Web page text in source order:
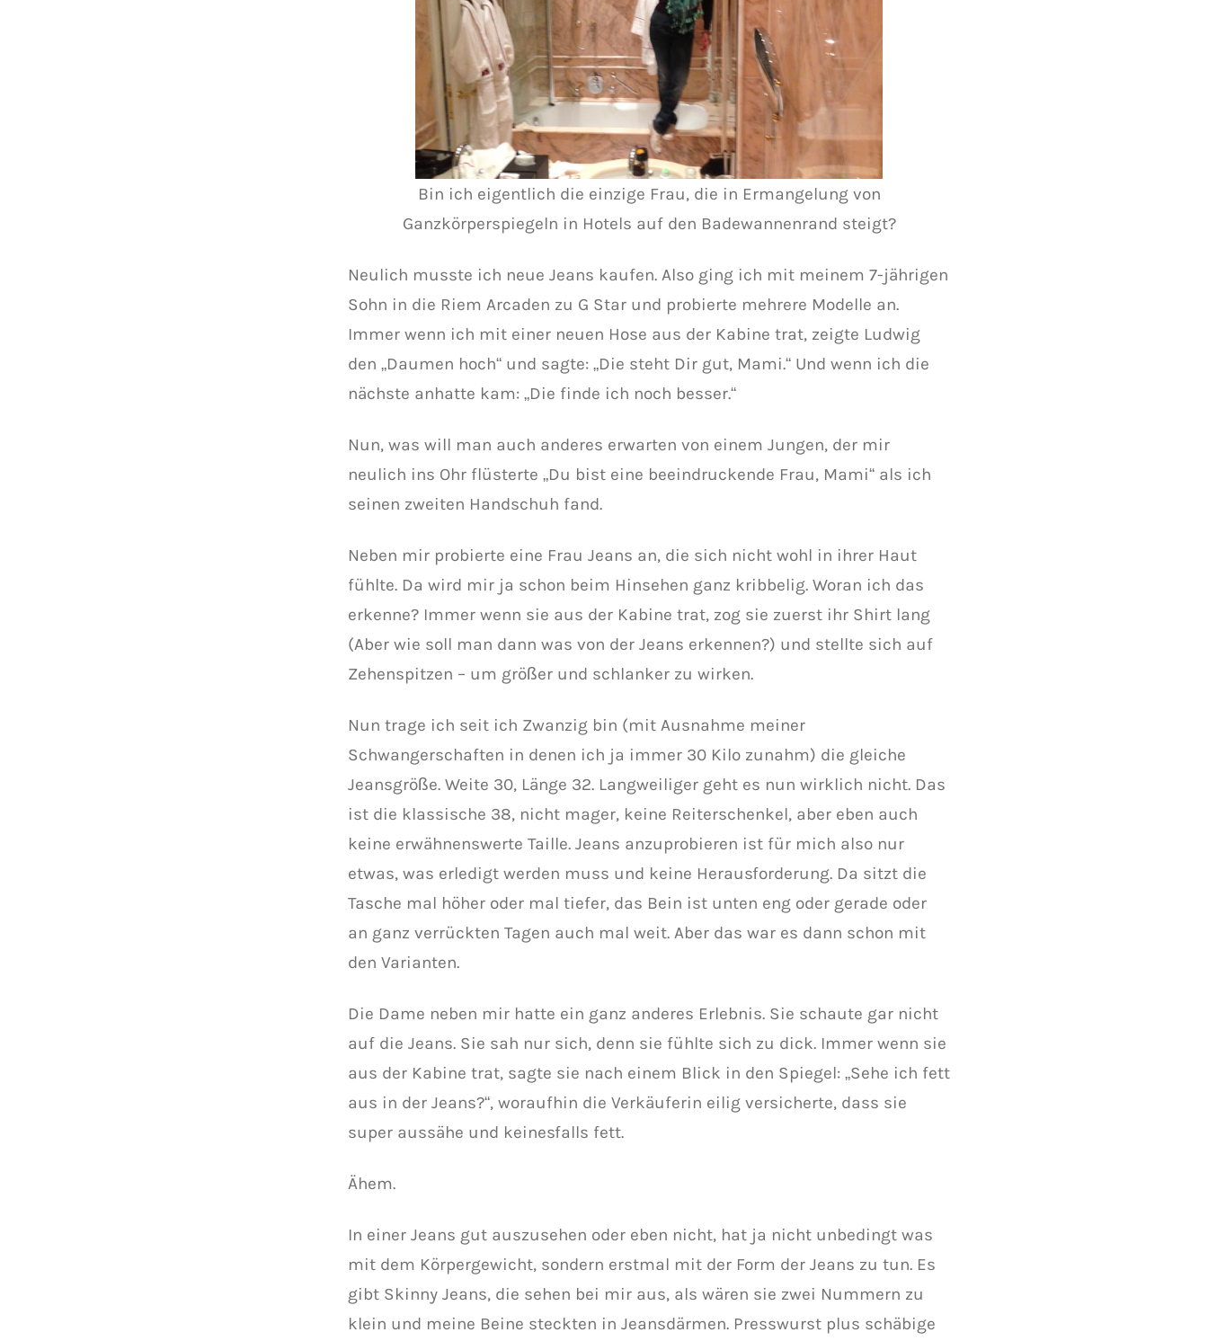
Bin ich eigentlich die einzige Frau, die in Ermangelung von
Ganzkörperspiegeln in Hotels auf den Badewannenrand steigt?
Neulich musste ich neue Jeans kaufen. Also ging ich mit meinem 7-jährigen
Sohn in die Riem Arcaden zu G Star und probierte mehrere Modelle an.
Immer wenn ich mit einer neuen Hose aus der Kabine trat, zeigte Ludwig
den „Daumen hoch“ und sagte: „Die steht Dir gut, Mami.“ Und wenn ich die
nächste anhatte kam: „Die finde ich noch besser.“
Nun, was will man auch anderes erwarten von einem Jungen, der mir
neulich ins Ohr flüsterte „Du bist eine beeindruckende Frau, Mami“ als ich
seinen zweiten Handschuh fand.
Neben mir probierte eine Frau Jeans an, die sich nicht wohl in ihrer Haut
fühlte. Da wird mir ja schon beim Hinsehen ganz kribbelig. Woran ich das
erkenne? Immer wenn sie aus der Kabine trat, zog sie zuerst ihr Shirt lang
(Aber wie soll man dann was von der Jeans erkennen?) und stellte sich auf
Zehenspitzen – um größer und schlanker zu wirken.
Nun trage ich seit ich Zwanzig bin (mit Ausnahme meiner
Schwangerschaften in denen ich ja immer 30 Kilo zunahm) die gleiche
Jeansgröße. Weite 30, Länge 32. Langweiliger geht es nun wirklich nicht. Das
ist die klassische 38, nicht mager, keine Reiterschenkel, aber eben auch
keine erwähnenswerte Taille. Jeans anzuprobieren ist für mich also nur
etwas, was erledigt werden muss und keine Herausforderung. Da sitzt die
Tasche mal höher oder mal tiefer, das Bein ist unten eng oder gerade oder
an ganz verrückten Tagen auch mal weit. Aber das war es dann schon mit
den Varianten.
Die Dame neben mir hatte ein ganz anderes Erlebnis. Sie schaute gar nicht
auf die Jeans. Sie sah nur sich, denn sie fühlte sich zu dick. Immer wenn sie
aus der Kabine trat, sagte sie nach einem Blick in den Spiegel: „Sehe ich fett
aus in der Jeans?“, woraufhin die Verkäuferin eilig versicherte, dass sie
super aussähe und keinesfalls fett.
Ähem.
In einer Jeans gut auszusehen oder eben nicht, hat ja nicht unbedingt was
mit dem Körpergewicht, sondern erstmal mit der Form der Jeans zu tun. Es
gibt Skinny Jeans, die sehen bei mir aus, als wären sie zwei Nummern zu
klein und meine Beine steckten in Jeansdärmen. Presswurst plus schäbige